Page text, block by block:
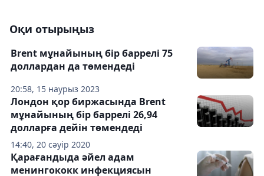
Оқи отырыңыз
20:58, 15 наурыз 2023
Brent мұнайының бір баррелі 75
доллардан да төмендеді
14:40, 20 сәуір 2020
Лондон қор биржасында Brent
мұнайының бір баррелі 26,94
долларға дейін төмендеді
Қарағандыда әйел адам
менингококк инфекциясын